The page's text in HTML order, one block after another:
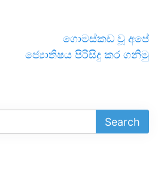
ගොමස්කඩ වූ අපේ
ජ්‍යොතිෂය පිරිසිදු කර ගනිමු